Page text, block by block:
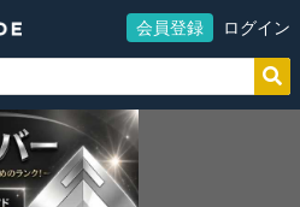
会員登録 ログイン